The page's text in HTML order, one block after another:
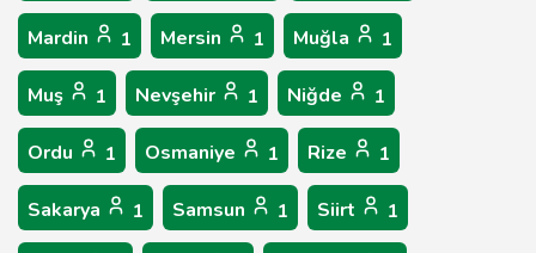
Mardin 1 Mersin 1 Muğla 1
Muş 1 Nevşehir 1 Niğde 1
Ordu 1 Osmaniye 1 Rize 1
Sakarya 1 Samsun 1 Siirt 1